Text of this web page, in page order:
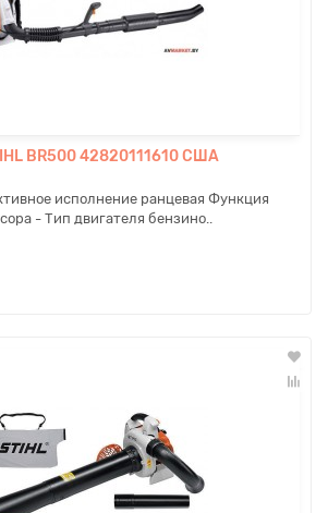
BR500 42820111610 США
исполнение ранцевая Функция
- Тип двигателя бензино..